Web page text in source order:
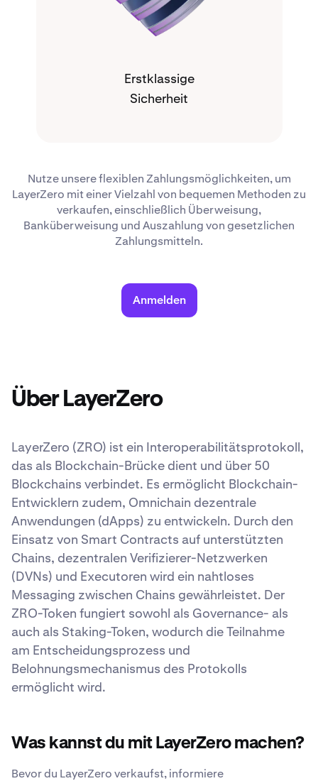
Erstklassige
Sicherheit
Nutze unsere flexiblen Zahlungsmöglichkeiten, um
LayerZero mit einer Vielzahl von bequemen Methoden zu
verkaufen, einschließlich Überweisung,
Banküberweisung und Auszahlung von gesetzlichen
Zahlungsmitteln.
Anmelden
Über LayerZero
LayerZero (ZRO) ist ein Interoperabilitätsprotokoll,
das als Blockchain-Brücke dient und über 50
Blockchains verbindet. Es ermöglicht Blockchain-
Entwicklern zudem, Omnichain dezentrale
Anwendungen (dApps) zu entwickeln. Durch den
Einsatz von Smart Contracts auf unterstützten
Chains, dezentralen Verifizierer-Netzwerken
(DVNs) und Executoren wird ein nahtloses
Messaging zwischen Chains gewährleistet. Der
ZRO-Token fungiert sowohl als Governance- als
auch als Staking-Token, wodurch die Teilnahme
am Entscheidungsprozess und
Belohnungsmechanismus des Protokolls
ermöglicht wird.
Was kannst du mit LayerZero machen?
Bevor du LayerZero verkaufst, informiere